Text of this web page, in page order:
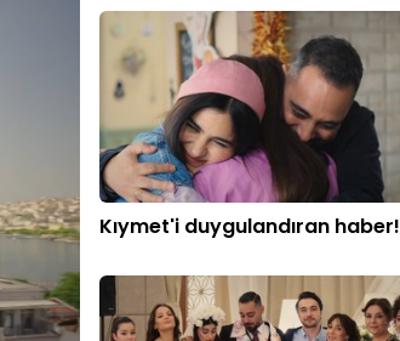
Kıymet'i duygulandıran haber!